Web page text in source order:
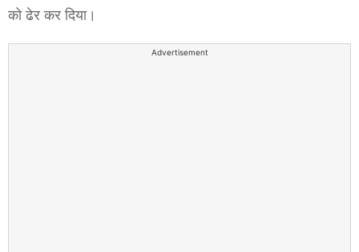
को ढेर कर दिया।
Advertisement